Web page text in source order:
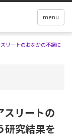
menu
リートのおなかの不調に
スリートの
研究結果を